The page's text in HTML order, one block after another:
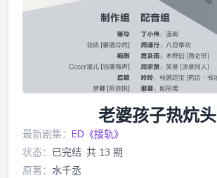
老婆孩子热炕头
最新剧集： ED《接轨》
状态： 已完结·共 13 期
原著： 水千丞